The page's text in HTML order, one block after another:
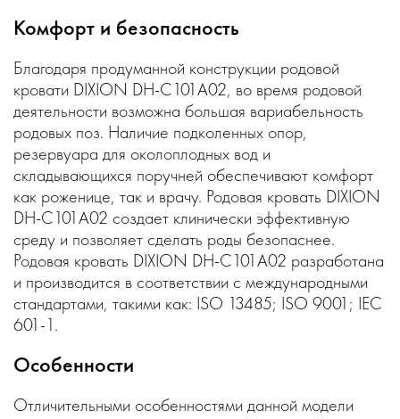
Комфорт и безопасность
Благодаря продуманной конструкции родовой
кровати DIXION DH-C101A02, во время родовой
деятельности возможна большая вариабельность
родовых поз. Наличие подколенных опор,
резервуара для околоплодных вод и
складывающихся поручней обеспечивают комфорт
как роженице, так и врачу. Родовая кровать DIXION
DH-C101A02 создает клинически эффективную
среду и позволяет сделать роды безопаснее.
Родовая кровать DIXION DH-C101A02 разработана
и производится в соответствии с международными
стандартами, такими как: ISO 13485; ISO 9001; IEC
601-1.
Особенности
Отличительными особенностями данной модели